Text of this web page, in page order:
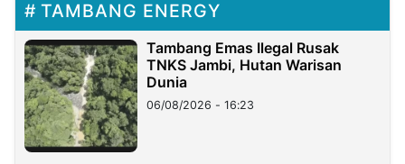
TAMBANG ENERGY
Tambang Emas Ilegal Rusak
TNKS Jambi, Hutan Warisan
Dunia
06/08/2026 - 16:23